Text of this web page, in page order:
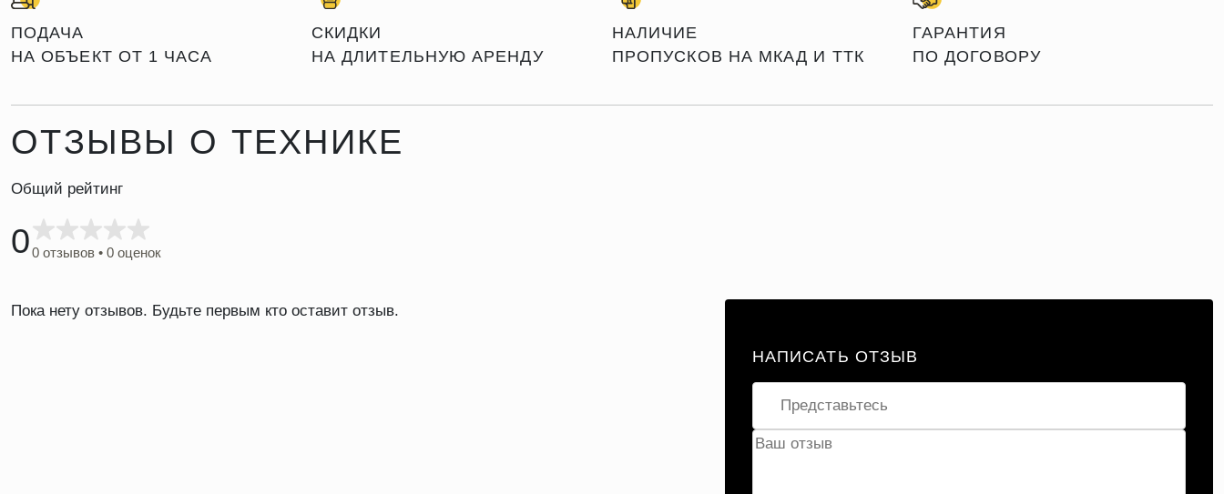
ПОДАЧА
НА ОБЪЕКТ ОТ 1 ЧАСА
СКИДКИ
НА ДЛИТЕЛЬНУЮ АРЕНДУ
НАЛИЧИЕ
ПРОПУСКОВ НА МКАД И ТТК
ГАРАНТИЯ
ПО ДОГОВОРУ
ОТЗЫВЫ О ТЕХНИКЕ
Общий рейтинг
00 отзывов • 0 оценок
Пока нету отзывов. Будьте первым кто оставит отзыв.
НАПИСАТЬ ОТЗЫВ